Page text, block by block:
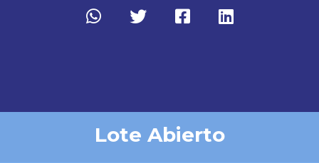
Lote Abierto